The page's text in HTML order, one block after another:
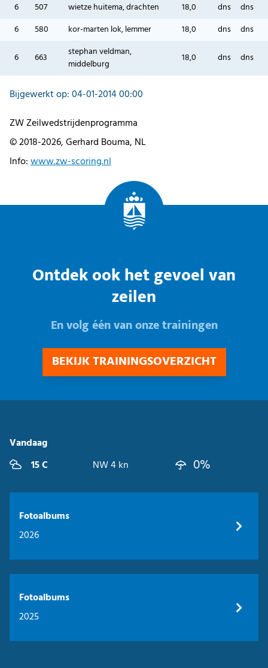
6
507 wietze huitema, drachten 18,0 dns
dns
6
580 kor-marten lok, lemmer 18,0 dns dns
6 663
stephan veldman,
middelburg
18,0 dns dns
Bijgewerkt op: 04-01-2014 00:00
ZW Zeilwedstrijdenprogramma
© 2018-2026, Gerhard Bouma, NL
Info:www.zw-scoring.nl
Ontdek ook het gevoel van
zeilen
En volg één van onze trainingen
BEKIJK TRAININGSOVERZICHT
Vandaag
15 C
NW 4 kn 0%
Fotoalbums
2026
Fotoalbums
2025